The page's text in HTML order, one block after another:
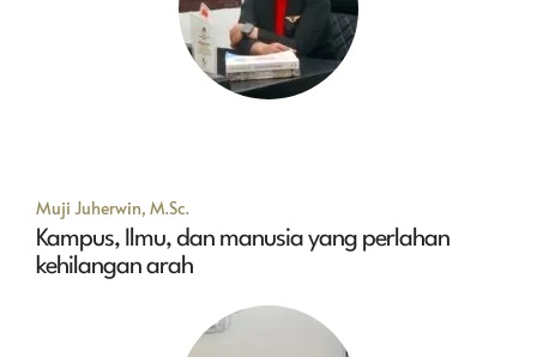
Muji Juherwin, M.Sc.
Kampus, Ilmu, dan manusia yang perlahan
kehilangan arah